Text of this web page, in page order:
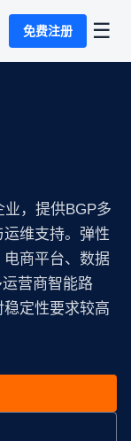
免费注册 ☰
，提供BGP多
维支持。弹性
商平台、数据
营商智能路
定性要求较高